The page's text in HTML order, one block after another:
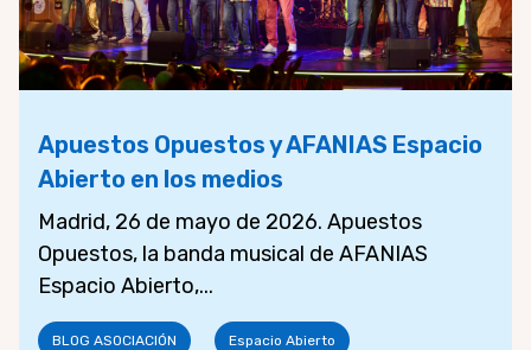
Apuestos Opuestos y AFANIAS Espacio
Abierto en los medios
Madrid, 26 de mayo de 2026. Apuestos
Opuestos, la banda musical de AFANIAS
Espacio Abierto,...
BLOG ASOCIACIÓN Espacio Abierto